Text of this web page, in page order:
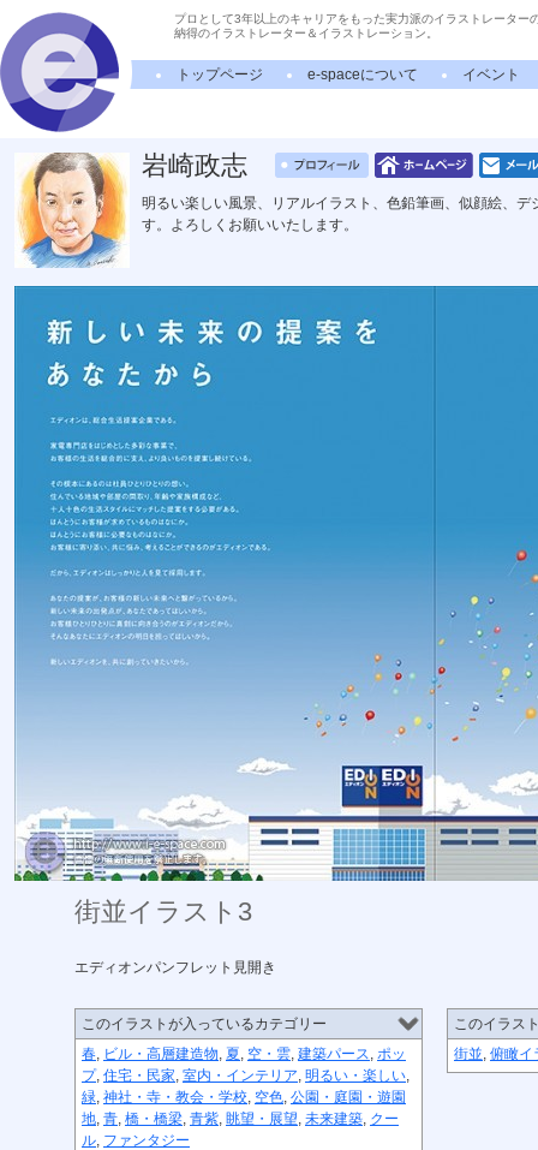
プロとして3年以上のキャリアをもった実力派のイラストレーター
納得のイラストレーター＆イラストレーション。
トップページ e-spaceについて イベント
岩崎政志
明るい楽しい風景、リアルイラスト、色鉛筆画、似顔絵、
す。よろしくお願いいたします。
街並イラスト3
エディオンパンフレット見開き
このイラストが入っているカテゴリー
春, ビル・高層建造物, 夏, 空・雲, 建築パース, ポッ
プ, 住宅・民家, 室内・インテリア, 明るい・楽しい,
緑, 神社・寺・教会・学校, 空色, 公園・庭園・遊園
地, 青, 橋・橋梁, 青紫, 眺望・展望, 未来建築, クー
ル, ファンタジー
このイラス
街並, 俯瞰イ